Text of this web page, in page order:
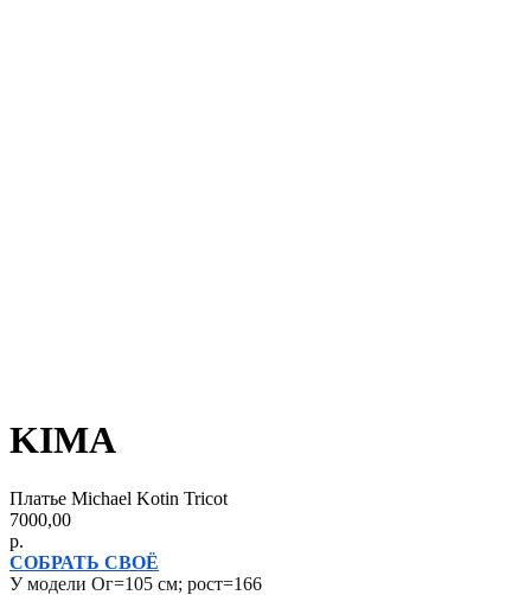
KIMA
Платье Michael Kotin Tricot
7000,00
р.
СОБРАТЬ СВОЁ
У модели Ог=105 см; рост=166